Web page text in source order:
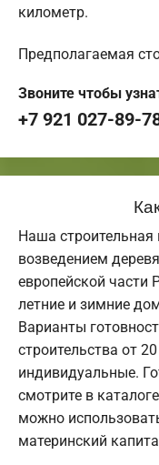
километр.
Предполагаемая
Звоните чтобы
+7 921 027-89-
Наша
возведением
европейской части
летние и зимние
Варианты
строительства от
индивидуальные.
смотрите в
можно
материнский